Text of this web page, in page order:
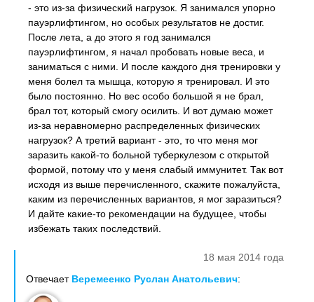
- это из-за физический нагрузок. Я занимался упорно
пауэрлифтингом, но особых результатов не достиг.
После лета, а до этого я год занимался
пауэрлифтингом, я начал пробовать новые веса, и
заниматься с ними. И после каждого дня тренировки у
меня болел та мышца, которую я тренировал. И это
было постоянно. Но вес особо большой я не брал,
брал тот, который смогу осилить. И вот думаю может
из-за неравномерно распределенных физических
нагрузок? А третий вариант - это, то что меня мог
заразить какой-то больной туберкулезом с открытой
формой, потому что у меня слабый иммунитет. Так вот
исходя из выше перечисленного, скажите пожалуйста,
каким из перечисленных вариантов, я мог заразиться?
И дайте какие-то рекомендации на будущее, чтобы
избежать таких последствий.
18 мая 2014 года
Отвечает Веремеенко Руслан Анатольевич: